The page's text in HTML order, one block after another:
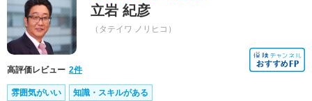
立岩 紀彦
（タテイワ ノリヒコ）
高評価レビュー 2件
雰囲気がいい 知識・スキルがある